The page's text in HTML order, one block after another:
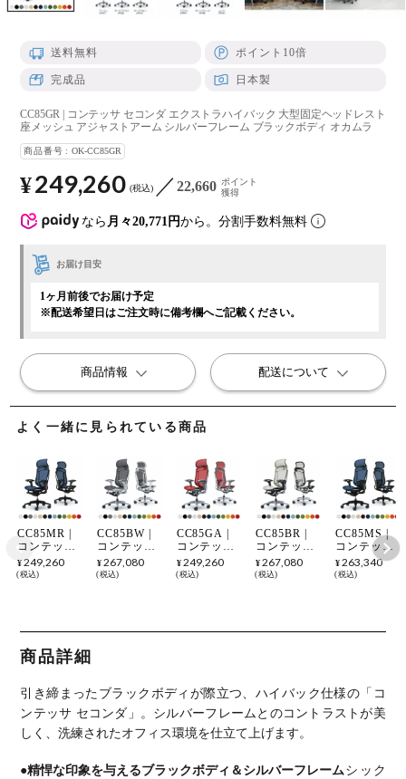
よく一緒に見られている商品
CC85MR |
コンテッサ
セコンダ エ
クストラハ
ジャストア
ーム ブラッ
クフレーム
ディ オカム
ラ オフィス
チェア おし
ゃれ 完成品
¥ 249,260
税込
CC85BW |
コンテッサ
セコンダ エ
クストラハ
ジャストア
ボディ オカ
ムラ オフィ
スチェア お
品
¥267,080
税込
CC85GA |
コンテッサ
セコンダ エ
クストラハ
ジャストア
ィ オカムラ
¥ 249,260
税込
CC85BR |
コンテッサ
セコンダ エ
クストラハ
ジャストア
ボディ オカ
ムラ オフィ
スチェア お
しゃれ 完成
品
¥ 267,080
税込
CC85MS |
コンテッサ
セコンダ エ
クストラハ
ジャストア
ディ ランバ
ーサポート
付 オカムラ
¥263,340
税込
商品詳細
引き締まったブラックボディが際立つ、ハイバック仕様の「コ
ンテッサ セコンダ」。 シルバーフレームとのコントラストが美
しく、洗練されたオフィス環境を仕立て上げます。
●精悍な印象を与えるブラックボディ＆シルバーフレームシック
送料無料 ポイント10倍
完成品 日本製
CC85GR | コンテッサ セコンダ エクストラハイバック 大型固定ヘッドレスト
座メッシュ アジャストアーム シルバーフレーム ブラックボディ オカムラ
商品番号 OK-CC85GR
なら 月々20,771円から。分割手数料無料
¥249,260 税込 22,660 ポイント
獲得
お届け目安
1ヶ月前後でお届け予定
※配送希望日はご注文時に備考欄へご記載ください。
商品情報 配送について